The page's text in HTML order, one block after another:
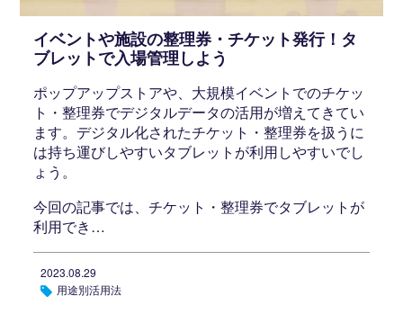
イベントや施設の整理券・チケット発行！タ
ブレットで入場管理しよう
ポップアップストアや、大規模イベントでのチケッ
ト・整理券でデジタルデータの活用が増えてきてい
ます。デジタル化されたチケット・整理券を扱うに
は持ち運びしやすいタブレットが利用しやすいでし
ょう。
今回の記事では、チケット・整理券でタブレットが
利用でき…
2023.08.29
用途別活用法